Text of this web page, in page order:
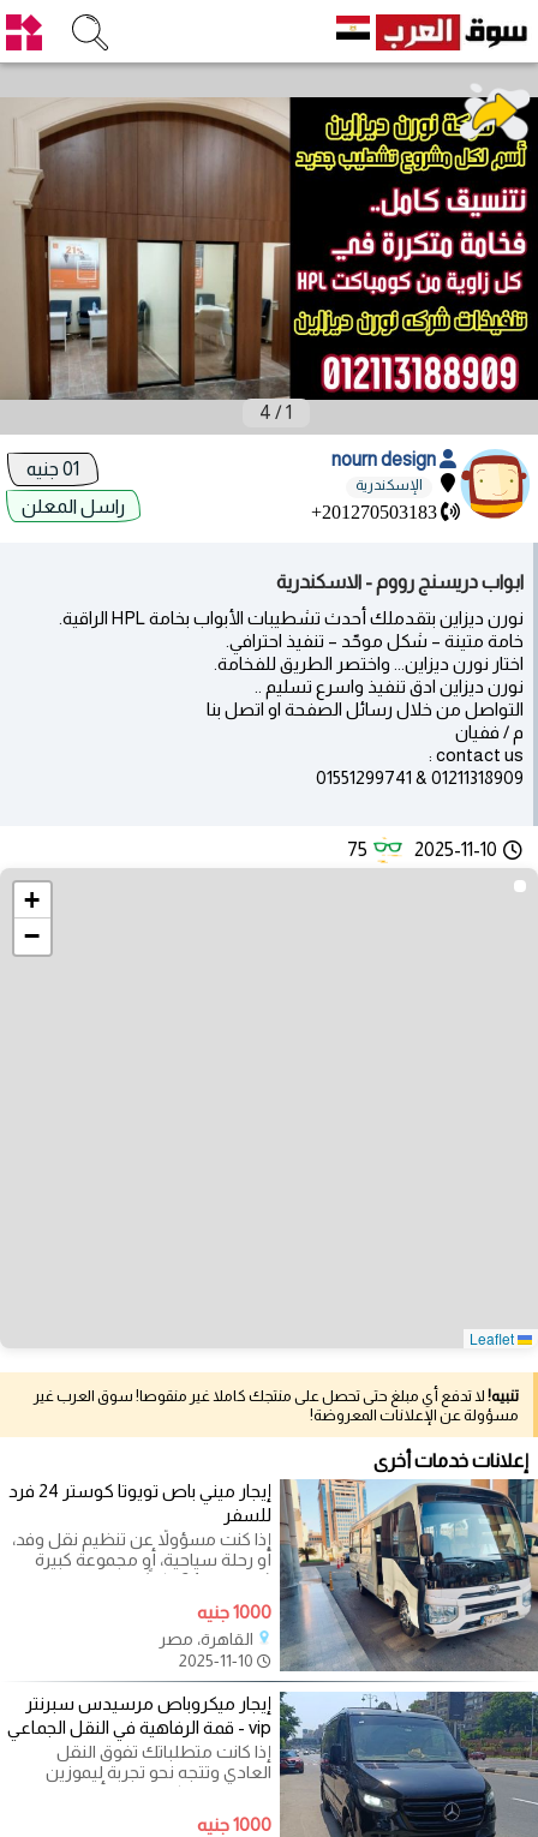
1
/
4
الإسكندرية
+201270503183
راسل المعلن
ابواب دريسنج رووم - الاسكندرية
نورن ديزاين بتقدملك أحدث تشطيبات الأبواب بخامة HPL الراقية.
خامة متينة – شكل موحّد – تنفيذ احترافي.
اختار نورن ديزاين... واختصر الطريق للفخامة.
نورن ديزاين ادق تنفيذ واسرع تسليم ..
التواصل من خلال رسائل الصفحة او اتصل بنا
م / ففيان
contact us :
01211318909 & 01551299741
2025-11-10
75
+
−
تنبيه! لا تدفع أي مبلغ حتى تحصل على منتجك كاملا غير منقوصا! سوق العرب غير
مسؤولة عن الإعلانات المعروضة!
إعلانات خدمات أخرى
إيجار ميني باص تويوتا كوستر 24 فرد
للسفر
إذا كنت مسؤولاً عن تنظيم نقل وفد،
أو رحلة سياحية، أو مجموعة كبيرة
(تصل إلى 24 راكباً) وتطلب وسيلة
نقل
1000 جنيه
القاهرة، مصر
إيجار ميكروباص مرسيدس سبرنتر
vip - قمة الرفاهية في النقل الجماعي
إذا كانت متطلباتك تفوق النقل
العادي وتتجه نحو تجربة ليموزين
فاخرة ومتحركة لوفدك أو ضيوفك
الكرام
1000 جنيه